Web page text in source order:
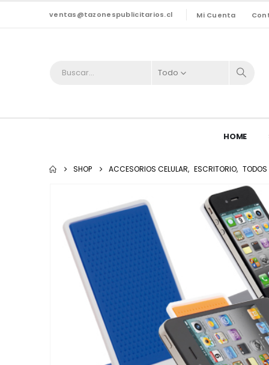
ventas@tazonespublicitarios.cl Mi Cuenta
Todo
HOME
SHOP ACCESORIOS CELULAR, ESCRITORIO, TODOS